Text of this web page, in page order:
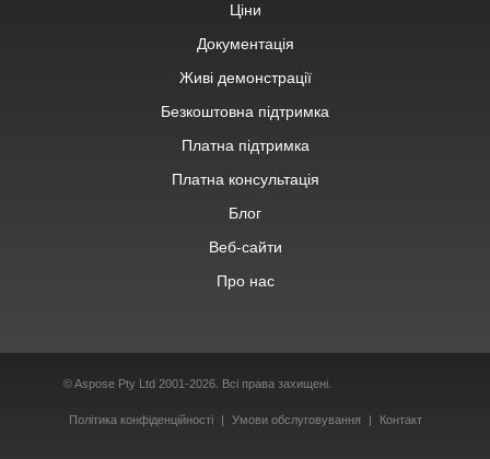
Ціни
Документація
Живі демонстрації
Безкоштовна підтримка
Платна підтримка
Платна консультація
Блог
Веб-сайти
Про нас
© Aspose Pty Ltd 2001-2026. Всі права захищені.
Політика конфіденційності Умови обслуговування Контакт